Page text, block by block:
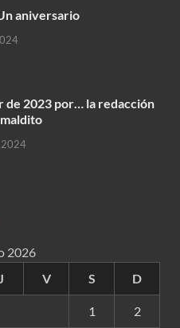
aniversario
de 2023 por… la redacción
2026
J V S D
1 2